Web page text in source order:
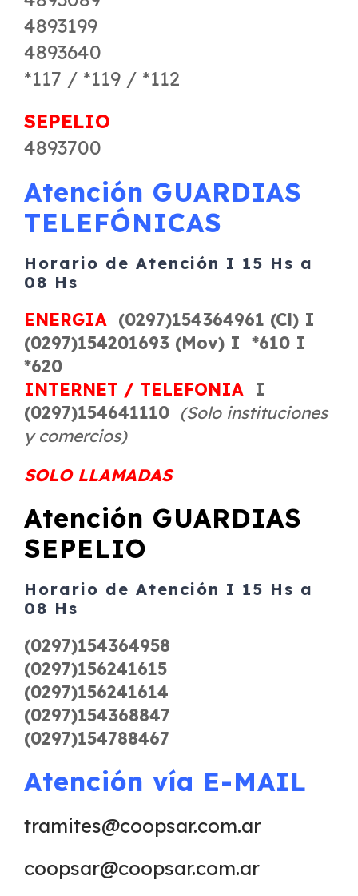
4893199
4893640
*117 / *119 / *112
SEPELIO
4893700
Atención GUARDIAS
TELEFÓNICAS
Horario de Atención I 15 Hs a
08 Hs
ENERGIA (0297)154364961 (Cl) I
(0297)154201693 (Mov) I *610 I
*620
INTERNET / TELEFONIA I
(0297)154641110 (Solo instituciones
y comercios)
SOLO LLAMADAS
Atención GUARDIAS
SEPELIO
Horario de Atención I 15 Hs a
08 Hs
(0297)154364958
(0297)156241615
(0297)156241614
(0297)154368847
(0297)154788467
Atención vía E-MAIL
tramites@coopsar.com.ar
coopsar@coopsar.com.ar